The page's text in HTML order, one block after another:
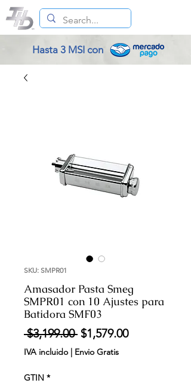
Hasta 3 MSI con
SKU: SMPR01
Amasador Pasta Smeg
SMPR01 con 10 Ajustes para
Batidora SMF03
$3,199.00 Precio
$1,579.00Precio
IVA incluido Envio Gratis
GTIN *